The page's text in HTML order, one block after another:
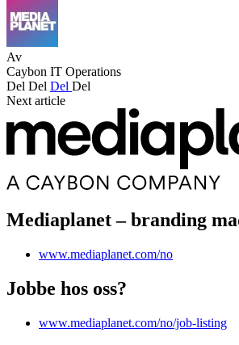
Av
Caybon IT Operations
Del Del Del Del
Next article
Mediaplanet – branding
www.mediaplanet.com/no
Jobbe hos oss?
www.mediaplanet.com/no/job-listing